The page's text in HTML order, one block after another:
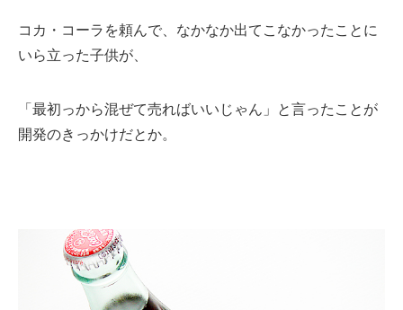
コカ・コーラを頼んで、なかなか出てこなかったことに
いら立った子供が、
「最初っから混ぜて売ればいいじゃん」と言ったことが
開発のきっかけだとか。